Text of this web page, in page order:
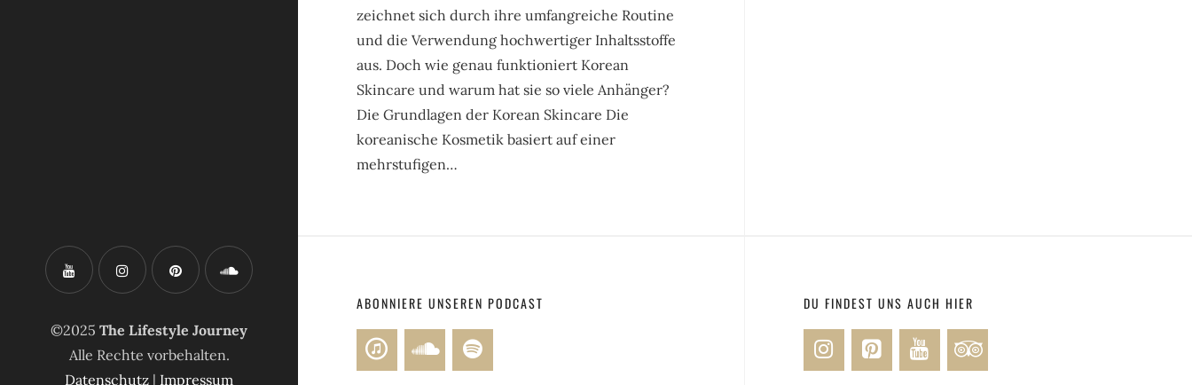
©2025 The Lifestyle Journey
Alle Rechte vorbehalten.
Datenschutz | Impressum
zeichnet sich durch ihre umfangreiche Routine
und die Verwendung hochwertiger Inhaltsstoffe
aus. Doch wie genau funktioniert Korean
Skincare und warum hat sie so viele Anhänger?
Die Grundlagen der Korean Skincare Die
koreanische Kosmetik basiert auf einer
mehrstufigen…
ABONNIERE UNSEREN PODCAST DU FINDEST UNS AUCH HIER